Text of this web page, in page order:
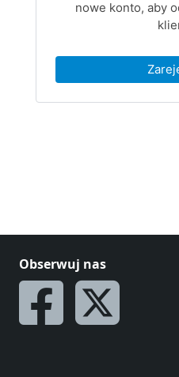
Obserwuj nas